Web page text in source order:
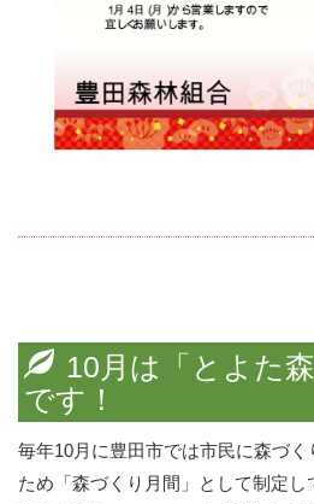
10月は「とよた
です！
毎年10月に豊田市では市民に森づく
ため「森づくり月間」として制定